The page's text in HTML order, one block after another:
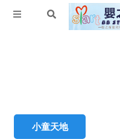
小童天地